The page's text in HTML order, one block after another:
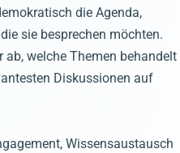
die Agenda,
sie besprechen möchten.
ab, welche Themen behandelt
Diskussionen auf
Wissensaustausch